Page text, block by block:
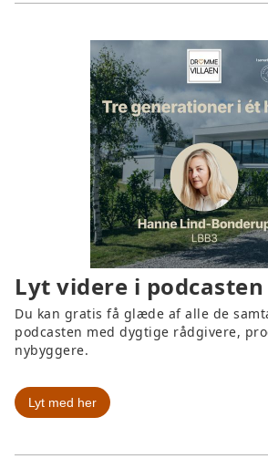
Lyt videre i podcasten
Du kan gratis få glæde af alle de
podcasten med dygtige rådgivere,
nybyggere.
Lyt med her